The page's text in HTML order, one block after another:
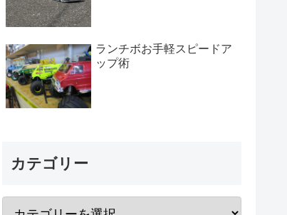
ランチボお手軽スピードア
ップ術
カテゴリー